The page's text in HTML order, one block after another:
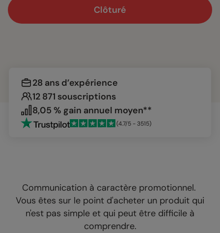
Clôturé
28 ans d’expérience
12 871 souscriptions
8,05 % gain annuel moyen**
(4.7/5 - 3515)
Communication à caractère promotionnel.
Vous êtes sur le point d'acheter un produit qui
n'est pas simple et qui peut être difficile à
comprendre.